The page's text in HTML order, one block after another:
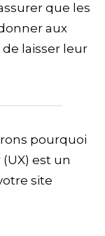
que les
aux
laisser leur
pourquoi
est un
site